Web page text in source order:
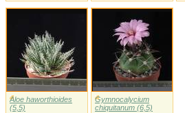
Aloe haworthioides
(5,5)
Gymnocalycium
chiquitanum (6,5)